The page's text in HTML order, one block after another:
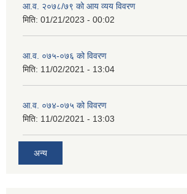
आ.व. २०७८/७९ को आय व्यय विवरण
मिति: 01/21/2023 - 00:02
आ.व. ०७५-०७६ को विवरण
मिति: 11/02/2021 - 13:04
आ.व. ०७४-०७५ को विवरण
मिति: 11/02/2021 - 13:03
अन्य